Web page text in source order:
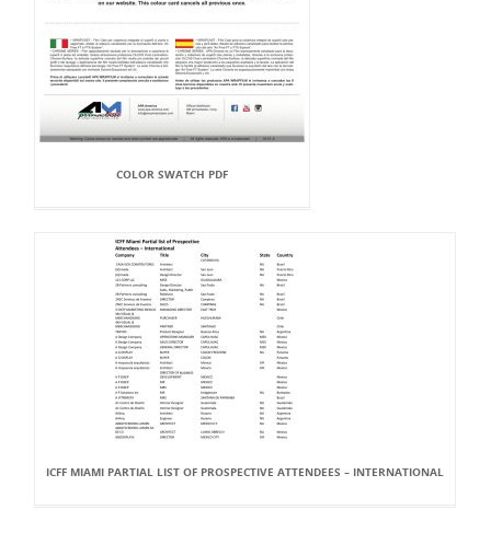
COLOR SWATCH PDF
ICFF MIAMI PARTIAL LIST OF PROSPECTIVE ATTENDEES – INTERNATIONAL